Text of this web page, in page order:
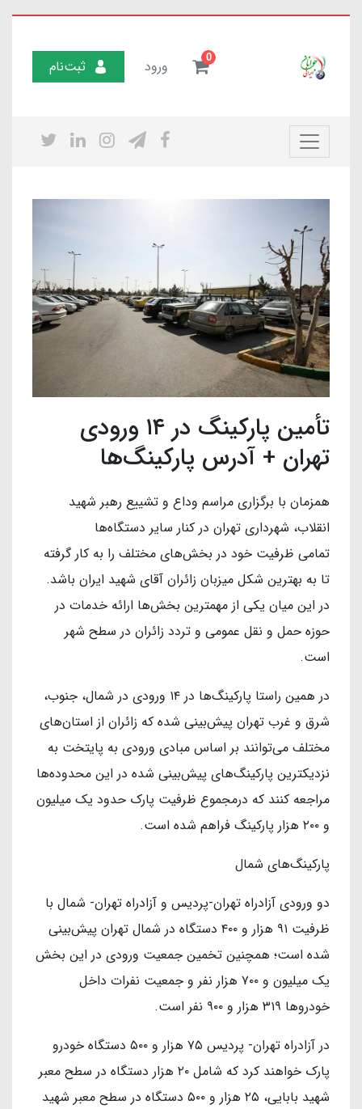
0 ورود ثبت‌نام
تأمین پارکینگ در ۱۴ ورودی
تهران + آدرس پارکینگ‌ها
همزمان با برگزاری مراسم وداع و تشییع رهبر شهید
انقلاب، شهرداری تهران در کنار سایر دستگاه‌ها
تمامی ظرفیت خود در بخش‌های مختلف را به کار گرفته
تا به بهترین شکل میزبان زائران آقای شهید ایران باشد.
در این میان یکی از مهمترین بخش‌ها ارائه خدمات در
حوزه حمل و نقل عمومی و تردد زائران در سطح شهر
است.
در همین راستا پارکینگ‌ها در ۱۴ ورودی در شمال، جنوب،
شرق و غرب تهران پیش‌بینی شده که زائران از استان‌های
مختلف می‌توانند بر اساس مبادی ورودی به پایتخت به
نزدیکترین پارکینگ‌های پیش‌بینی شده در این محدوده‌ها
مراجعه کنند که درمجموع ظرفیت پارک حدود یک میلیون
و ۲۰۰ هزار پارکینگ فراهم شده است.
پارکینگ‌های شمال
دو ورودی آزادراه تهران-پردیس و آزادراه تهران- شمال با
ظرفیت ۹۱ هزار و ۴۰۰ دستگاه در شمال تهران پیش‌بینی
شده است؛ همچنین تخمین جمعیت ورودی در این بخش
یک میلیون و ۷۰۰ هزار نفر و جمعیت نفرات داخل
خودروها ۳۱۹ هزار و ۹۰۰ نفر است.
در آزادراه تهران- پردیس ۷۵ هزار و ۵۰۰ دستگاه خودرو
پارک خواهند کرد که شامل ۲۰ هزار دستگاه در سطح معبر
شهید بابایی، ۲۵ هزار و ۵۰۰ دستگاه در سطح معبر شهید